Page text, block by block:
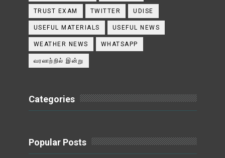
TRUST EXAM TWITTER UDISE
USEFUL MATERIALS USEFUL NEWS
WEATHER NEWS WHATSAPP
வரலாற்றில் இன்று
Categories
Popular Posts